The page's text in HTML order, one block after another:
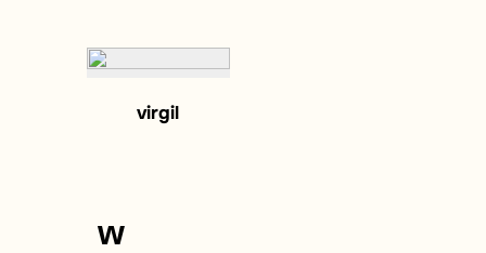
virgil
w